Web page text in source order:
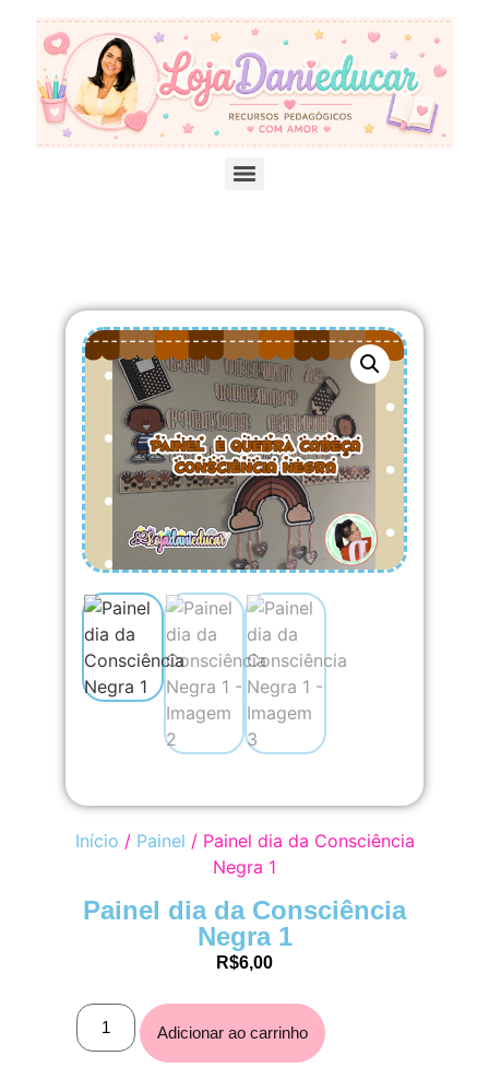
Início / Painel / Painel dia da Consciência
Negra 1
Painel dia da Consciência
Negra 1
R$6,00
Adicionar ao carrinho